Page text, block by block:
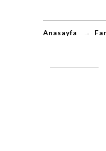
FK3182
Anasayfa →